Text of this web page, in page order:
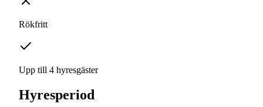
Rökfritt
Upp till 4 hyresgäster
Hyresperiod